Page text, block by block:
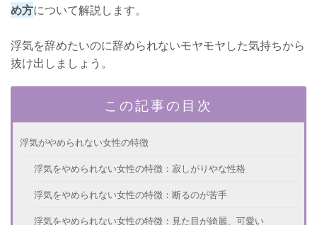
め方について解説します。
浮気を辞めたいのに辞められないモヤモヤした気持ちから
抜け出しましょう。
この記事の目次
浮気がやめられない女性の特徴
浮気をやめられない女性の特徴：寂しがりやな性格
浮気をやめられない女性の特徴：断るのが苦手
浮気をやめられない女性の特徴：見た目が綺麗、可愛い